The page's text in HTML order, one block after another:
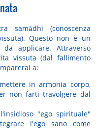
samādhi (conoscenza
Questo non è un
applicare. Attraverso
vissuta (dal fallimento
a:
mettere in armonia corpo,
non farti travolgere dal
"ego spirituale"
l'ego sano come